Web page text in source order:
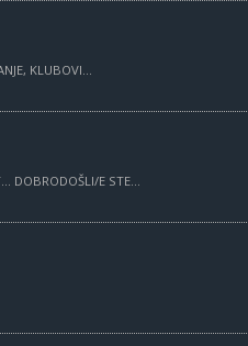
KLUBOVI...
DOBRODOŠLI/E STE...